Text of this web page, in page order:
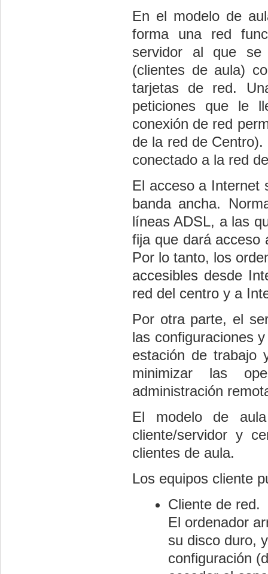
En el modelo de
forma una red
servidor al que se
(clientes de aula)
tarjetas de red.
peticiones que le
conexión de red
de la red de
conectado a la red
El acceso a Internet
banda ancha.
líneas ADSL, a las
fija que dará acceso
Por lo tanto, los
accesibles desde
red del centro y a
Por otra parte, el
las configuraciones
estación de trabajo
minimizar las
administración
El modelo de
cliente/servidor y
clientes de aula.
Los equipos cliente
Cliente de red.
El ordenador
su disco duro,
configuración